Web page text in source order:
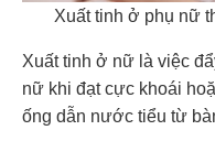
Xuất tinh ở phụ nữ
Xuất tinh ở nữ là việc
nữ khi đạt cực khoái
ống dẫn nước tiểu từ